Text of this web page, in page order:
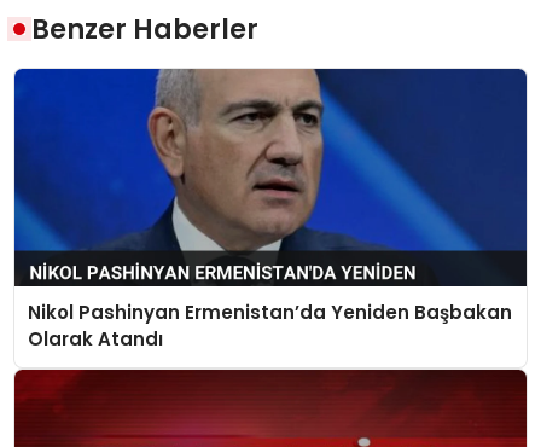
Benzer Haberler
Nikol Pashinyan Ermenistan’da Yeniden Başbakan
Olarak Atandı